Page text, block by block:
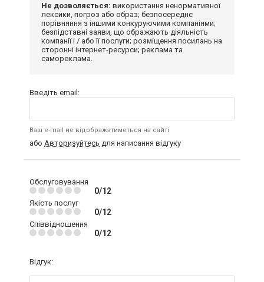
Не дозволяється: використання ненормативної
лексики, погроз або образ; безпосереднє
порівняння з іншими конкуруючими компаніями;
безпідставні заяви, що ображають діяльність
компанії і / або її послуги; розміщення посилань на
сторонні інтернет-ресурси; реклама та
самореклама.
Введіть email:
Ваш e-mail не відображатиметься на сайті
або Авторизуйтесь для написання відгуку
Обслуговування
0/12
Якість послуг
0/12
Співвідношення
0/12
Відгук: